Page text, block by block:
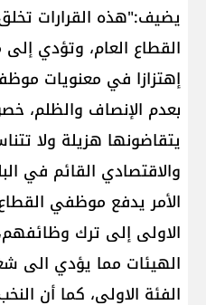
يضيف:"هذه القرارات
القطاع العام، وتؤدي
إهتزازا في معنويات
بعدم الإنصاف والظلم،
يتقاضونها هزيلة ولا
والاقتصادي القائم في
الأمر يدفع موظفي
الاولى إلى ترك
الهيئات مما يؤدي الى
الفئة الاولى، كما أن